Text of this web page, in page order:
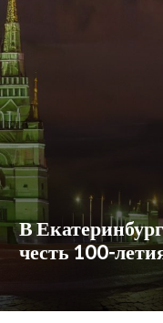
В
честь 100-